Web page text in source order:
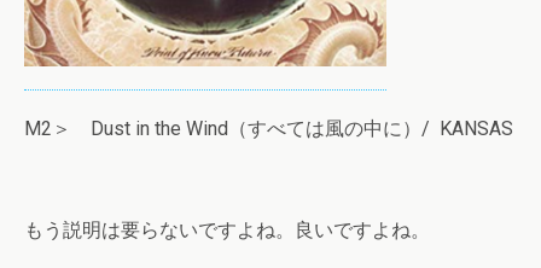
M2＞ Dust in the Wind（すべては風の中に）/ KANSAS
もう説明は要らないですよね。良いですよね。